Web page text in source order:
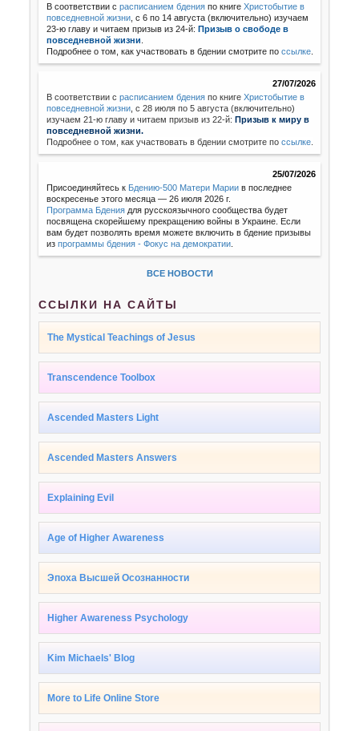
В соответствии срасписанием бдения по книгеХристобытие в
повседневной жизни , с 6 по 14 августа (включительно) изучаем
23-ю главу и читаем призыв из 24-й:Призыв о свободе в
повседневной жизни
Подробнее о том, как участвовать в бдении смотрите поссылке
27/07/2026
В соответствии с расписанием бдения по книгеХристобытие в
повседневной жизни с 28 июля по 5 августа (включительно)
изучаем 21-ю главу и читаем призыв из 22-й:Призыв к миру в
повседневной жизни.
Подробнее о том, как участвовать в бдении смотрите поссылке
25/07/2026
Присоединяйтесь к Бдению-500 Матери Марии в последнее
воскресенье этого месяца — 26 июля 2026 г.
Программа Бдения для русскоязычного сообщества будет
посвящена скорейшему прекращению войны в Украине. Если
вам будет позволять время можете включить в бдение призывы
изпрограммы бдения - Фокус на демократии
ВСЕ НОВОСТИ
ССЫЛКИ НА САЙТЫ
The Mystical Teachings of Jesus
Transcendence Toolbox
Ascended Masters Light
Ascended Masters Answers
Explaining Evil
Age of Higher Awareness
Эпоха Высшей Осознанности
Higher Awareness Psychology
Kim Michaels' Blog
More to Life Online Store